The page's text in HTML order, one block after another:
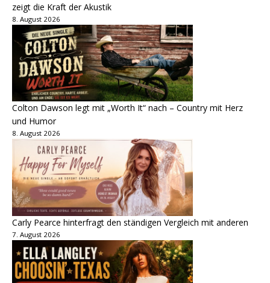
zeigt die Kraft der Akustik
8. August 2026
Colton Dawson legt mit „Worth It“ nach – Country mit Herz
und Humor
8. August 2026
Carly Pearce hinterfragt den ständigen Vergleich mit anderen
7. August 2026